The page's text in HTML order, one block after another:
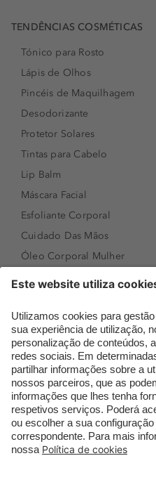
TENDÊNCIAS COSMÉTICAS
Tónico para Rosto
Lápis de Olhos
Pincéis de Maquilhagem
Desodorizante
Protetor Solares
Tintas para Cabelo
Lip Balm
Máscara Facial
Esfoliante Corporal
Cuidado Das Mãos
Óleo Corporal Mulher
Sérum de Rosto
Body mist & Spray
corporal
Produtos para Cabelo
Homem
Espuma de Limpeza
Facial
Dermocosmética